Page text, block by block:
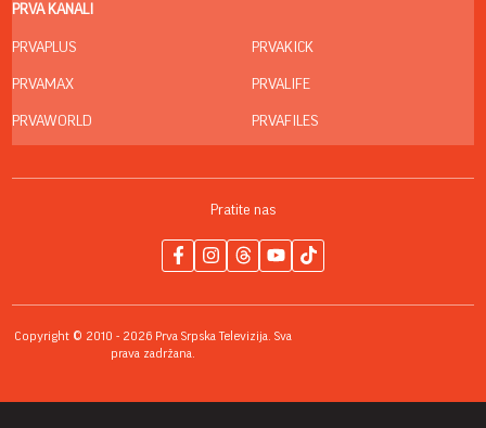
PRVA KANALI
PRVAPLUS
PRVAMAX
PRVAWORLD
PRVAKICK
PRVALIFE
PRVAFILES
Pratite nas
Copyright © 2010 - 2026 Prva Srpska Televizija. Sva
prava zadržana.